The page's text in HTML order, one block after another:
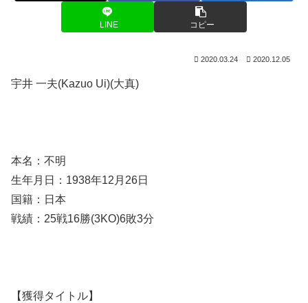
LINE コピー
2020.03.24 2020.12.05
宇井 一夫(Kazuo Ui)(大真)
本名：不明
生年月日：1938年12月26日
国籍：日本
戦績：25戦16勝(3KO)6敗3分
【獲得タイトル】